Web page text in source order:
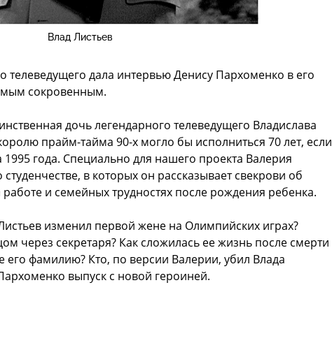
Влад Листьев
телеведущего дала интервью Денису Пархоменко в его
сокровенным.
дочь легендарного телеведущего Владислава
прайм-тайма 90-х могло бы исполниться 70 лет, если
года. Специально для нашего проекта Валерия
в которых он рассказывает свекрови об
и семейных трудностях после рождения ребенка.
изменил первой жене на Олимпийских играх?
через секретаря? Как сложилась ее жизнь после смерти
его фамилию? Кто, по версии Валерии, убил Влада
выпуск с новой героиней.